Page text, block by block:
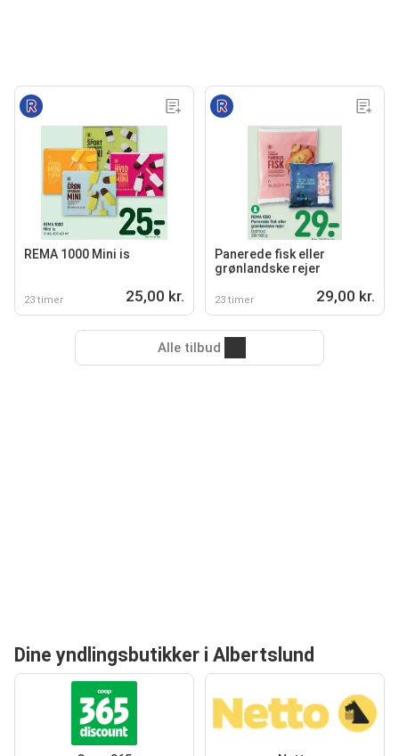
REMA 1000 Mini is
23 timer 25,00 kr.
Panerede fisk eller
grønlandske rejer
23 timer 29,00 kr.
Alle tilbud
Dine yndlingsbutikker i Albertslund